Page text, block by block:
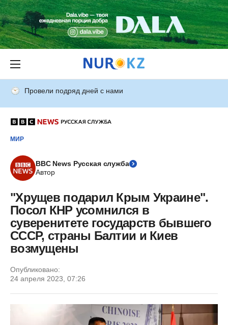
Провели подряд дней с нами
МИР
BBC News Русская служба
Автор
"Хрущев подарил Крым Украине".
Посол КНР усомнился в
суверенитете государств бывшего
СССР, страны Балтии и Киев
возмущены
Опубликовано:
24 апреля 2023, 07:26